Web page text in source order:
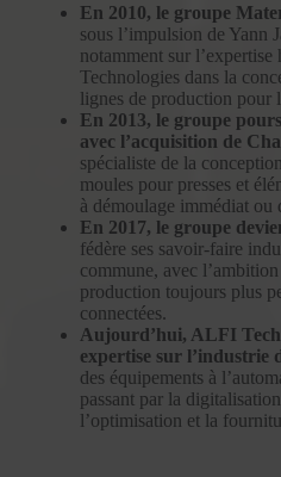
En 2010, le groupe
sous l’impulsion de Yann
notamment sur
Technologies dans la
lignes de production pour
En 2013, le groupe
avec l’acquisition de
spécialiste de la
moules pour presses et
à démoulage immédiat ou
En 2017, le groupe
fédère ses savoir-faire
commune, avec
production toujours plus
connectées.
Aujourd’hui, ALFI
expertise sur l’industrie
des équipements à
passant par la
l’optimisation et la